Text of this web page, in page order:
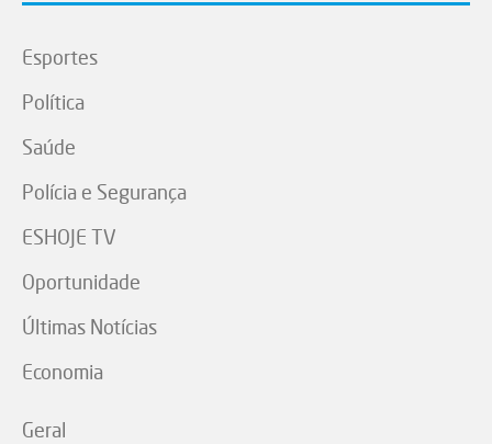
Esportes
Política
Saúde
Polícia e Segurança
ESHOJE TV
Oportunidade
Últimas Notícias
Economia
Geral